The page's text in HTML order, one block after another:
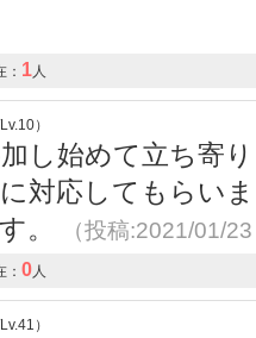
： 1人
）
し始めて立ち寄
対応してもらい
。
（投稿:2021/01/
： 0人
）